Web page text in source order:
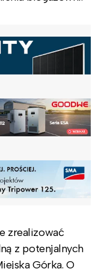
zrealizować
z potenjalnych
Górka. O